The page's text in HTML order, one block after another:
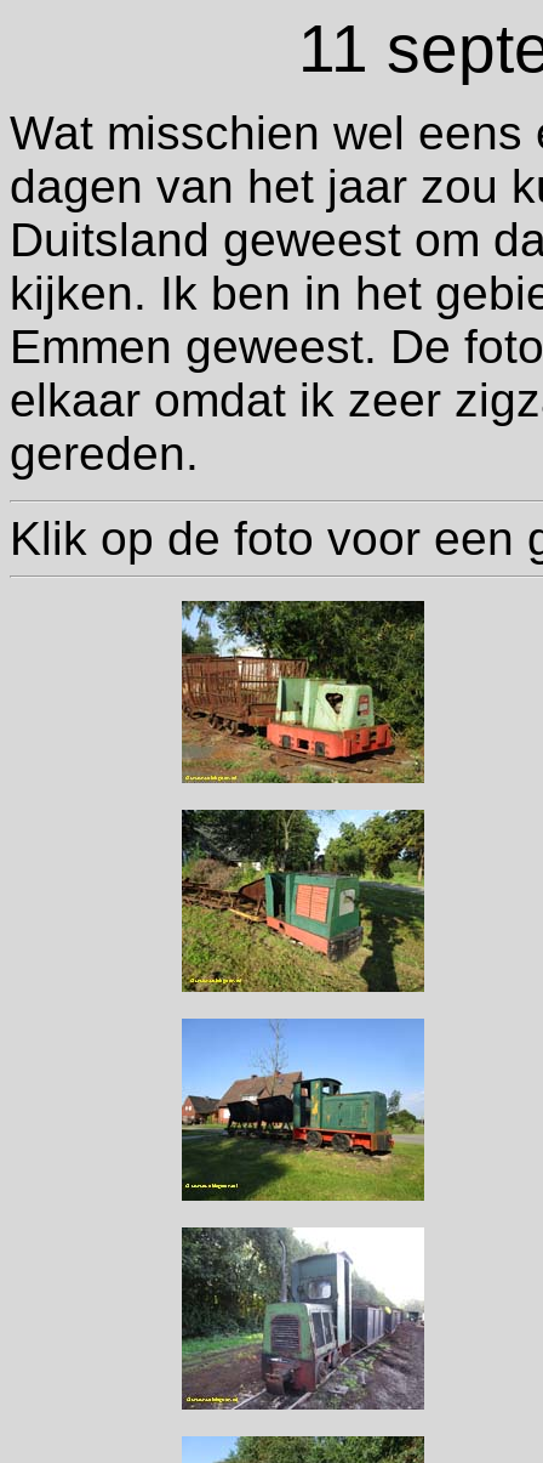
11
Wat misschien wel
dagen van het jaar zou
Duitsland geweest om
kijken. Ik ben in het
Emmen geweest. De
elkaar omdat ik zeer
gereden.
Klik op de foto voor een